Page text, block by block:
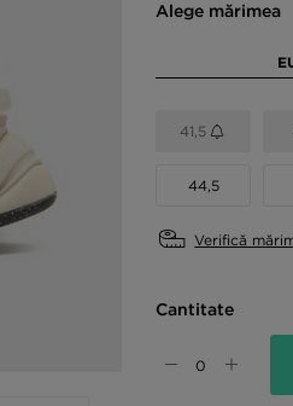
Alege mărimea
41,5
44,5
Verifică
Cantitate